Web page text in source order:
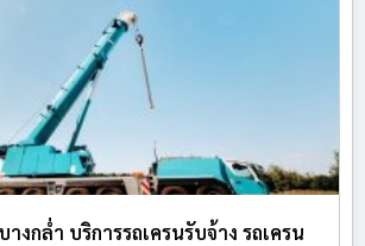
างกล่ำ บริการรถเครนรับจ้าง รถเครน